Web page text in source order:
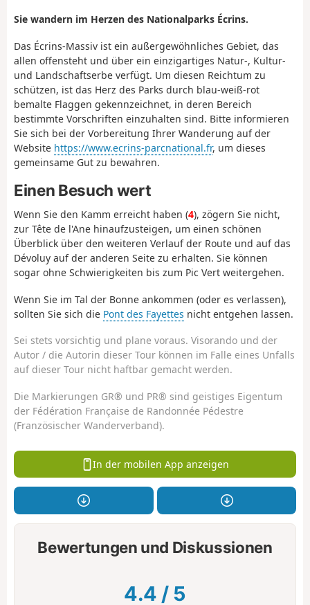
Sie wandern im Herzen des Nationalparks Écrins.
Das Écrins-Massiv ist ein außergewöhnliches Gebiet, das
allen offensteht und über ein einzigartiges Natur-, Kultur-
und Landschaftserbe verfügt. Um diesen Reichtum zu
schützen, ist das Herz des Parks durch blau-weiß-rot
bemalte Flaggen gekennzeichnet, in deren Bereich
bestimmte Vorschriften einzuhalten sind. Bitte informieren
Sie sich bei der Vorbereitung Ihrer Wanderung auf der
Website https://www.ecrins-parcnational.fr, um dieses
gemeinsame Gut zu bewahren.
Einen Besuch wert
Wenn Sie den Kamm erreicht haben (4), zögern Sie nicht,
zur Tête de l'Ane hinaufzusteigen, um einen schönen
Überblick über den weiteren Verlauf der Route und auf das
Dévoluy auf der anderen Seite zu erhalten. Sie können
sogar ohne Schwierigkeiten bis zum Pic Vert weitergehen.
Wenn Sie im Tal der Bonne ankommen (oder es verlassen),
sollten Sie sich die Pont des Fayettes nicht entgehen lassen.
Sei stets vorsichtig und plane voraus. Visorando und der
Autor / die Autorin dieser Tour können im Falle eines Unfalls
auf dieser Tour nicht haftbar gemacht werden.
Die Markierungen GR® und PR® sind geistiges Eigentum
der Fédération Française de Randonnée Pédestre
(Französischer Wanderverband).
In der mobilen App anzeigen
Bewertungen und Diskussionen
4.4 / 5